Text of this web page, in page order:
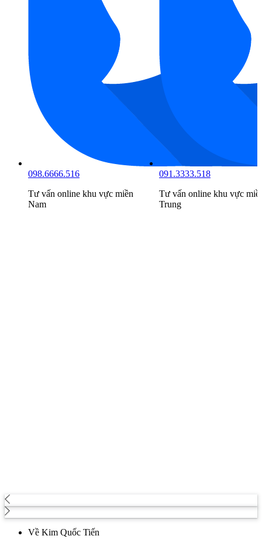
098.6666.516
Tư vấn online khu vực miền
Nam
091.3333.518
Tư vấn online khu vực
Trung
Về Kim Quốc Tiến